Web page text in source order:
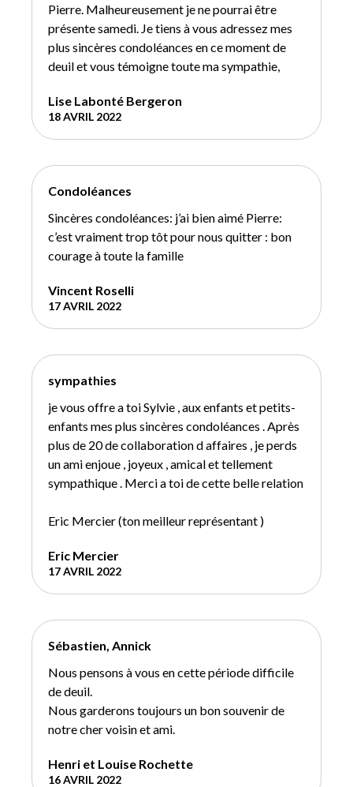
Pierre. Malheureusement je ne pourrai être
présente samedi. Je tiens à vous adressez mes
plus sincères condoléances en ce moment de
deuil et vous témoigne toute ma sympathie,
Lise Labonté Bergeron
18 AVRIL 2022
Condoléances
Sincères condoléances: j’ai bien aimé Pierre:
c’est vraiment trop tôt pour nous quitter : bon
courage à toute la famille
Vincent Roselli
17 AVRIL 2022
sympathies
je vous offre a toi Sylvie , aux enfants et petits-
enfants mes plus sincères condoléances . Après
plus de 20 de collaboration d affaires , je perds
un ami enjoue , joyeux , amical et tellement
sympathique . Merci a toi de cette belle relation
Eric Mercier (ton meilleur représentant )
Eric Mercier
17 AVRIL 2022
Sébastien, Annick
Nous pensons à vous en cette période difficile
de deuil.
Nous garderons toujours un bon souvenir de
notre cher voisin et ami.
Henri et Louise Rochette
16 AVRIL 2022